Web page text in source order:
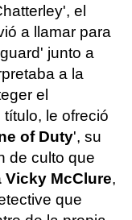
el
a llamar para
junto a
a la
el
le ofreció
of Duty', su
de culto que
McClure,
que